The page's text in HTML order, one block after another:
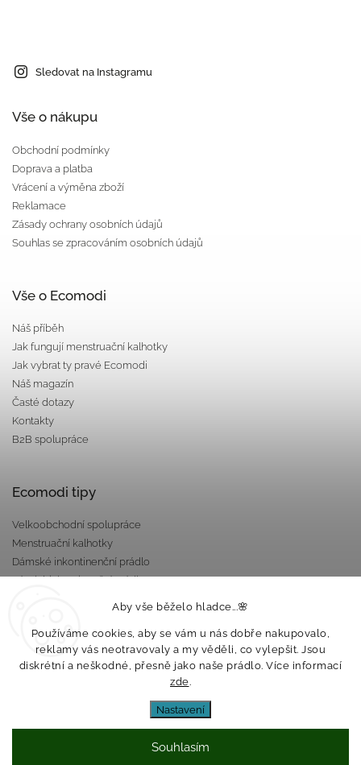
Aby vše běželo hladce...🌸
Používáme cookies, aby se vám u nás dobře nakupovalo,
reklamy vás neotravovaly a my věděli, co vylepšit. Jsou
diskrétní a neškodné, přesně jako naše prádlo. Více informací
zde.
Nastavení
Souhlasím
Sledovat na Instagramu
Vše o nákupu
Obchodní podmínky
Doprava a platba
Vrácení a výměna zboží
Reklamace
Zásady ochrany osobních údajů
Souhlas se zpracováním osobních údajů
Vše o Ecomodi
Náš příběh
Jak fungují menstruační kalhotky
Jak vybrat ty pravé Ecomodi
Náš magazín
Časté dotazy
Kontakty
B2B spolupráce
Ecomodi tipy
Velkoobchodní spolupráce
Menstruační kalhotky
Dámské inkontinenční prádlo
Pánské inkontinenční prádlo